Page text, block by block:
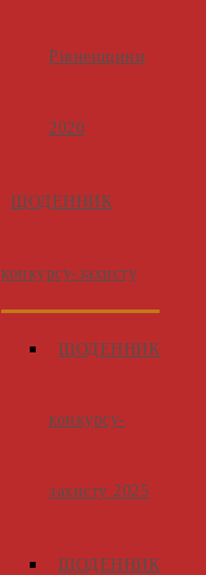
Рівненщини
2020
ЩОДЕННИК
конкурсу-захисту
ЩОДЕННИК
конкурсу-
захисту 2025
ЩОДЕННИК